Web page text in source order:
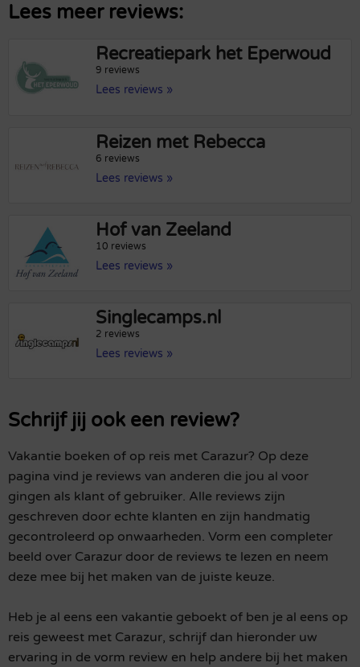
Lees meer reviews:
Recreatiepark het Eperwoud
9 reviews
Lees reviews »
Reizen met Rebecca
6 reviews
Lees reviews »
Hof van Zeeland
10 reviews
Lees reviews »
Singlecamps.nl
2 reviews
Lees reviews »
Schrijf jij ook een review?
Vakantie boeken of op reis met Carazur? Op deze
pagina vind je reviews van anderen die jou al voor
gingen als klant of gebruiker. Alle reviews zijn
geschreven door echte klanten en zijn handmatig
gecontroleerd op onwaarheden. Vorm een completer
beeld over Carazur door de reviews te lezen en neem
deze mee bij het maken van de juiste keuze.
Heb je al eens een vakantie geboekt of ben je al eens op
reis geweest met Carazur, schrijf dan hieronder uw
ervaring in de vorm review en help andere bij het maken